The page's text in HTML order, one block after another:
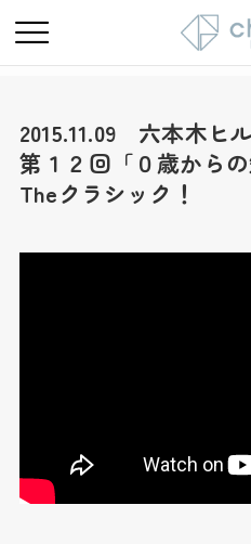
2015.11.09 六本木ヒ
第１２回「０歳からの
Theクラシック！